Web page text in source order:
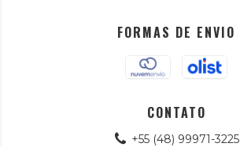
FORMAS DE ENVIO
CONTATO
+55 (48) 99971-3225